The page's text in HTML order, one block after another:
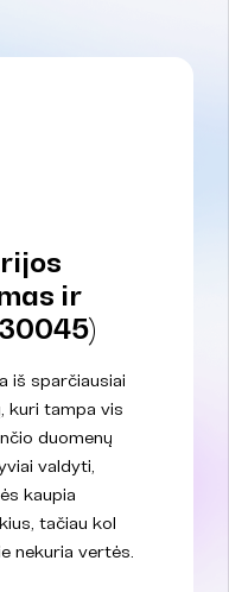
ir
iš sparčiausiai
kuri tampa vis
duomenų
valdyti,
kaupia
tačiau kol
nekuria vertės.